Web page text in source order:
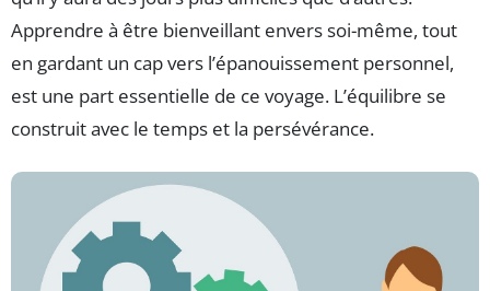
Apprendre à être bienveillant envers soi-même, tout
en gardant un cap vers l’épanouissement personnel,
est une part essentielle de ce voyage. L’équilibre se
construit avec le temps et la persévérance.